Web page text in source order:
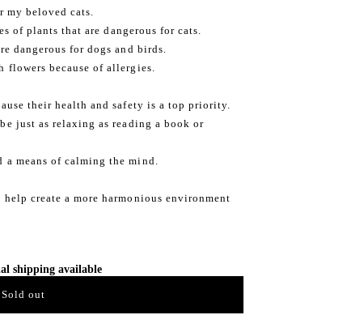
beloved cats.
of plants that are dangerous for cats.
dangerous for dogs and birds.
flowers because of allergies.
their health and safety is a top priority.
just as relaxing as reading a book or
means of calming the mind.
create a more harmonious environment
shipping available
Sold out